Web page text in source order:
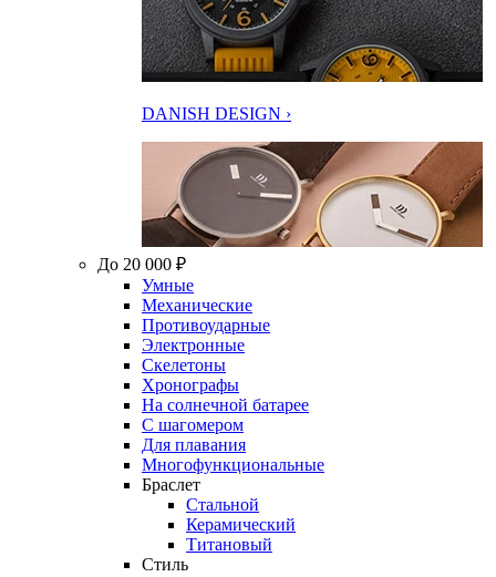
DANISH DESIGN ›
До 20 000 ₽
Умные
Механические
Противоударные
Электронные
Скелетоны
Хронографы
На солнечной батарее
С шагомером
Для плавания
Многофункциональные
Браслет
Стальной
Керамический
Титановый
Стиль